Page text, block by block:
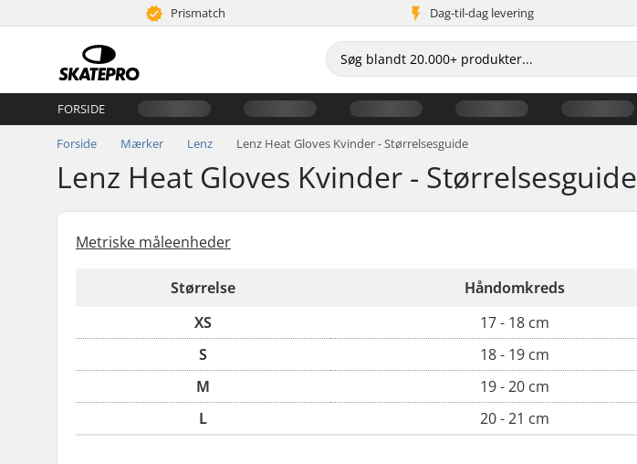
Prismatch Dag-til-dag levering
FORSIDE
Forside Mærker Lenz Lenz Heat Gloves Kvinder - Størrelsesguide
Lenz Heat Gloves Kvinder - Størrelsesguide
Metriske måleenheder
Størrelse Håndomkreds
XS
17 - 18 cm
S
18 - 19 cm
M
19 - 20 cm
L
20 - 21 cm